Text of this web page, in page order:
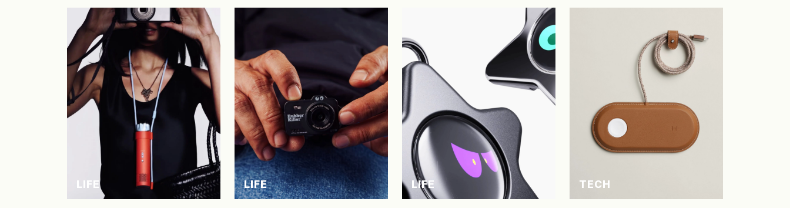
LIFE LIFE LIFE TECH